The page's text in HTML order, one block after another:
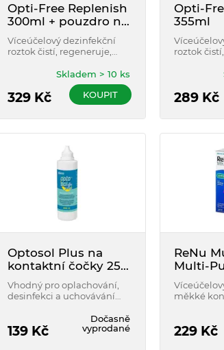
Opti-Free Replenish
300ml + pouzdro na
čočky
Víceúčelový dezinfekční
roztok čistí, regeneruje,
uchovává kontaktní čočky.
329Kč
Skladem > 10 ks
KOUPIT
Opti-
355ml
roztok
kontaktní
289 Kč
Optosol Plus na
kontaktní čočky 250
ml
Vhodný pro oplachování,
desinfekci a uchovávání
139Kč
Dočasně
vyprodané
ReNu
Multi-
měkké
229 Kč